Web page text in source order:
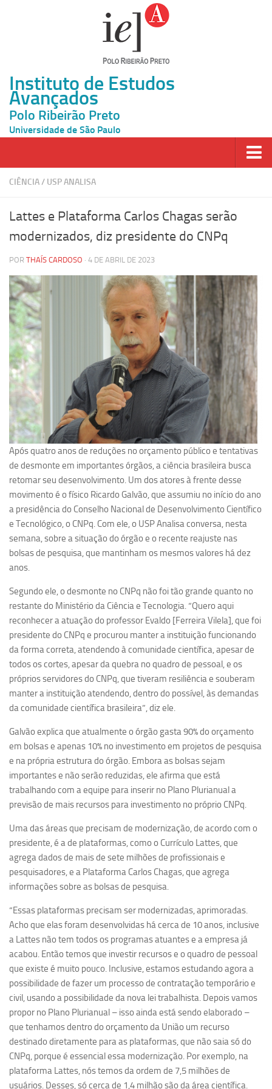
Instituto de Estudos
Avançados
Polo Ribeirão Preto
Universidade de São Paulo
Página Inicial
Inscrição
Pesquisa
Grupos de Estudo
Carreira Docente de Impacto
Ciência, Arte, Educação e Sociedade: CienArtES
Grupo de Estudos Avançados em Tecnologia e Informação
em Saúde com foco em Populações Vulneráveis
(Confluencia)
Grupos de estudo encerrados
Grupos de Pesquisa
Criminologia Experimental e Segurança Pública
Direito e Tecnologia (Tech Law)
Grupo de Pesquisa GPUBLIC – Centro de Estudos em Gestão
e Políticas Públicas Contemporâneas
Grupos de pesquisa encerrados
Ano Sabático
Programas Ano Sabático Encerrados
Cíntia Rosa Pereira de Lima
Cristina Godoy Bernardo de Oliveira (FDRP)
Evandro Eduardo Seron Ruiz
Fabiana Cristina Severi (FDRP)
Fernando de Lima Caneppele
Geciane Silveira Porto
Maria Paula Costa Bertran
Professor Sênior
Professores Seniores Encerrados
Institucional
Equipe
Estrutura do polo
Espaço de Eventos
Projetos
Ciência com Pipoca
Ciência Por Elas
Pint of Science
União Pró-Vacina
USP Analisa
Publicações
Clipping
Documentos
CIÊNCIA/ USP ANALISA
Lattes e Plataforma Carlos Chagas serão
modernizados, diz presidente do CNPq
POR THAÍS CARDOSO · 4 DE ABRIL DE 2023
Após quatro anos de reduções no orçamento público e tentativas
de desmonte em importantes órgãos, a ciência brasileira busca
retomar seu desenvolvimento. Um dos atores à frente desse
movimento é o físico Ricardo Galvão, que assumiu no início do ano
a presidência do Conselho Nacional de Desenvolvimento Científico
e Tecnológico, o CNPq. Com ele, o USP Analisa conversa, nesta
semana, sobre a situação do órgão e o recente reajuste nas
bolsas de pesquisa, que mantinham os mesmos valores há dez
anos.
Segundo ele, o desmonte no CNPq não foi tão grande quanto no
restante do Ministério da Ciência e Tecnologia. “Quero aqui
reconhecer a atuação do professor Evaldo [Ferreira Vilela], que foi
presidente do CNPq e procurou manter a instituição funcionando
da forma correta, atendendo à comunidade científica, apesar de
todos os cortes, apesar da quebra no quadro de pessoal, e os
próprios servidores do CNPq, que tiveram resiliência e souberam
manter a instituição atendendo, dentro do possível, às demandas
da comunidade científica brasileira”, diz ele.
Galvão explica que atualmente o órgão gasta 90% do orçamento
em bolsas e apenas 10% no investimento em projetos de pesquisa
e na própria estrutura do órgão. Embora as bolsas sejam
importantes e não serão reduzidas, ele afirma que está
trabalhando com a equipe para inserir no Plano Plurianual a
previsão de mais recursos para investimento no próprio CNPq.
Uma das áreas que precisam de modernização, de acordo com o
presidente, é a de plataformas, como o Currículo Lattes, que
agrega dados de mais de sete milhões de profissionais e
pesquisadores, e a Plataforma Carlos Chagas, que agrega
informações sobre as bolsas de pesquisa.
“Essas plataformas precisam ser modernizadas, aprimoradas.
Acho que elas foram desenvolvidas há cerca de 10 anos, inclusive
a Lattes não tem todos os programas atuantes e a empresa já
acabou. Então temos que investir recursos e o quadro de pessoal
que existe é muito pouco. Inclusive, estamos estudando agora a
possibilidade de fazer um processo de contratação temporário e
civil, usando a possibilidade da nova lei trabalhista. Depois vamos
propor no Plano Plurianual – isso ainda está sendo elaborado –
que tenhamos dentro do orçamento da União um recurso
destinado diretamente para as plataformas, que não saia só do
CNPq, porque é essencial essa modernização. Por exemplo, na
plataforma Lattes, nós temos da ordem de 7,5 milhões de
usuários. Desses, só cerca de 1,4 milhão são da área científica.